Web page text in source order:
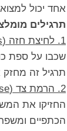
אחד יכול
תרגילים
1. לחיצת חזה (Chest Press):
שכבו על ספת
תרגיל זה מחזק
2. הרמת צד (Lateral Raise):
החזיקו את
הכתפיים